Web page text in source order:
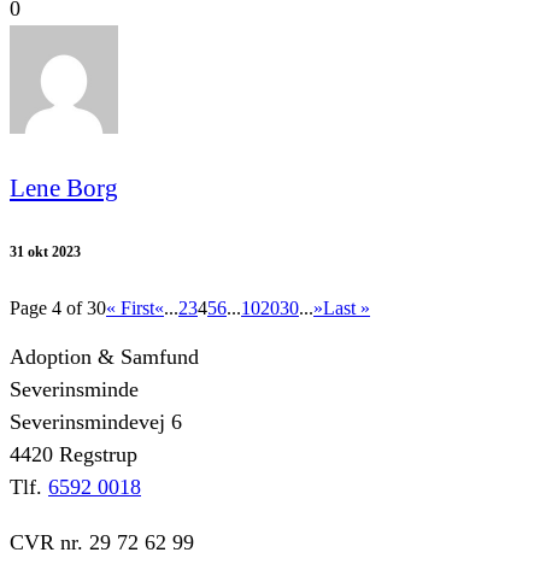
0
Lene Borg
31 okt 2023
Page 4 of 30« First«...23456...102030...»Last »
Adoption & Samfund
Severinsminde
Severinsmindevej 6
4420 Regstrup
Tlf. 6592 0018
CVR nr. 29 72 62 99